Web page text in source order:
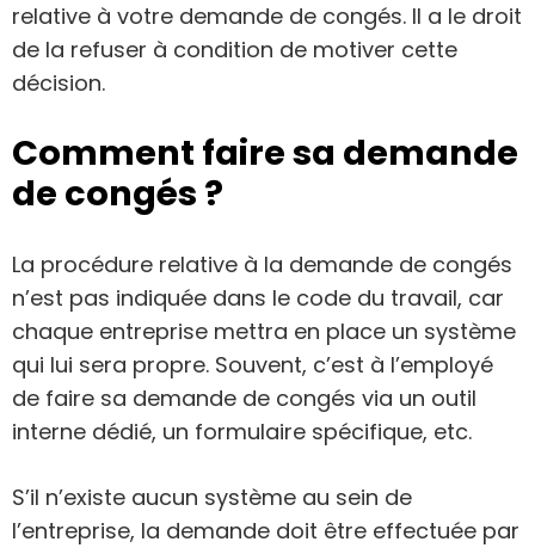
relative à votre demande de congés. Il a le droit
de la refuser à condition de motiver cette
décision.
Comment faire sa demande
de congés ?
La procédure relative à la demande de congés
n’est pas indiquée dans le code du travail, car
chaque entreprise mettra en place un système
qui lui sera propre. Souvent, c’est à l’employé
de faire sa demande de congés via un outil
interne dédié, un formulaire spécifique, etc.
S’il n’existe aucun système au sein de
l’entreprise, la demande doit être effectuée par